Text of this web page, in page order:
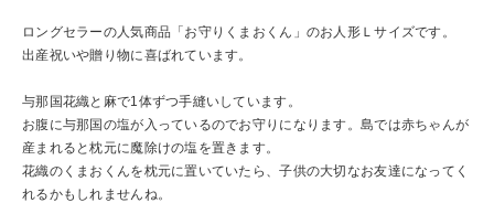
ロングセラーの人気商品「お守りくまおくん」のお人形Ｌサイズです。
出産祝いや贈り物に喜ばれています。
与那国花織と麻で1体ずつ手縫いしています。
お腹に与那国の塩が入っているのでお守りになります。島では赤ちゃんが
産まれると枕元に魔除けの塩を置きます。
花織のくまおくんを枕元に置いていたら、子供の大切なお友達になってく
れるかもしれませんね。